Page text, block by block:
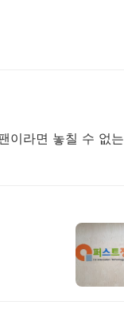
이라면 놓칠 수 없는